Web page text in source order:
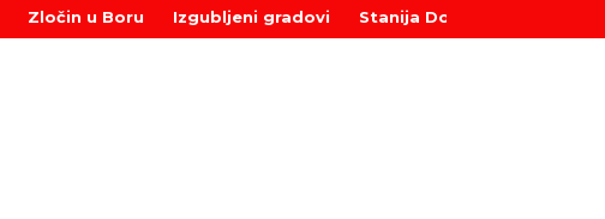
Zločin u Boru Izgubljeni gradovi Stanija Dobrojević